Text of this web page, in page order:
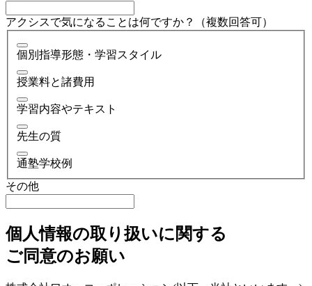
アクシスで気になることは何ですか？（複数回答可）
個別指導形態・学習スタイル
授業料と諸費用
学習内容やテキスト
先生の質
通塾学校例
その他
個人情報の取り扱いに関する
ご同意のお願い